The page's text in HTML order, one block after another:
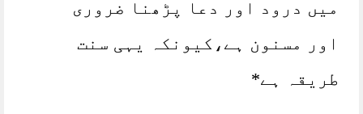
میں درود اور دعا پڑھنا ضروری
اور مسنون ہے،کیونکہ یہی سنت
طریقہ ہے*